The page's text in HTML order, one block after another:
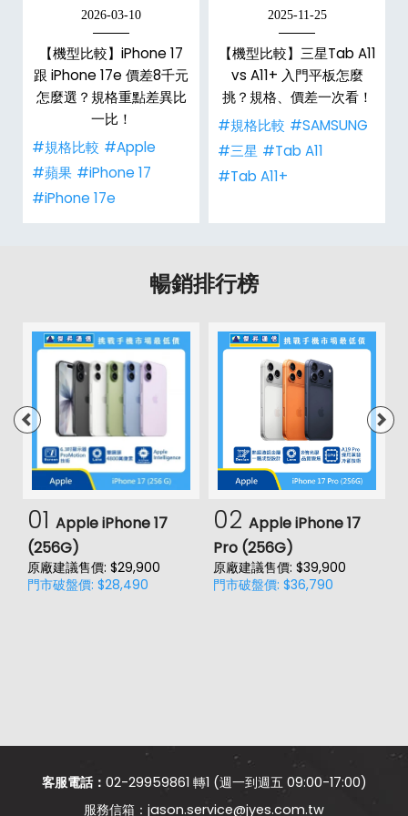
2026-03-10
【機型比較】iPhone 17
跟 iPhone 17e 價差8千元
怎麼選？規格重點差異比
一比！
#規格比較 #Apple
#蘋果 #iPhone 17
#iPhone 17e
2025-11-25
【機型比較】三星Tab A11
vs A11+ 入門平板怎麼
挑？規格、價差一次看！
#規格比較 #SAMSUNG
#三星 #Tab A11
#Tab A11+
暢銷排行榜
01 Apple iPhone 17
(256G)
原廠建議售價: $29,900
門市破盤價: $28,490
02 Apple iPhone 17
Pro (256G)
原廠建議售價: $39,900
門市破盤價: $36,790
客服電話： 02-29959861 轉1 (週一到週五 09:00-17:00)
jason.service@jyes.com.tw